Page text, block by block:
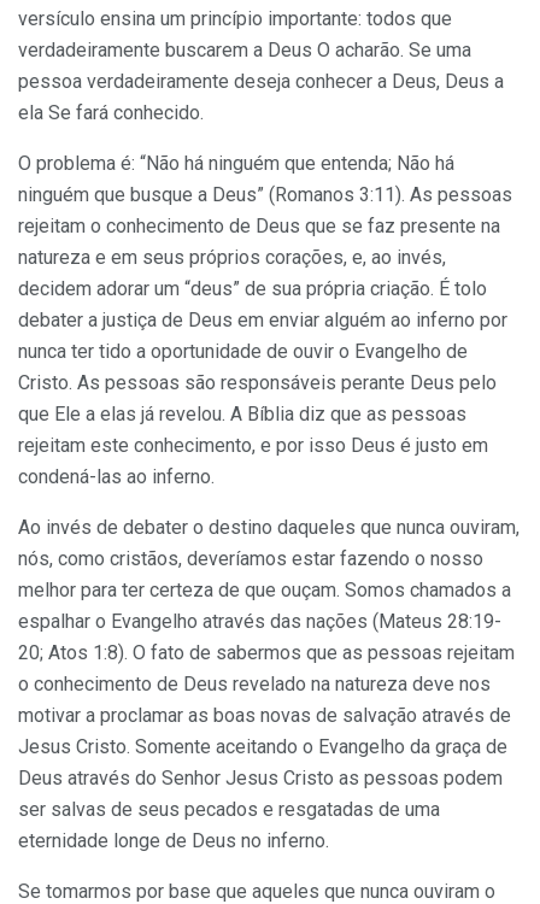
versículo ensina um princípio importante: todos que
verdadeiramente buscarem a Deus O acharão. Se uma
pessoa verdadeiramente deseja conhecer a Deus, Deus a
ela Se fará conhecido.
O problema é: “Não há ninguém que entenda; Não há
ninguém que busque a Deus” (Romanos 3:11). As pessoas
rejeitam o conhecimento de Deus que se faz presente na
natureza e em seus próprios corações, e, ao invés,
decidem adorar um “deus” de sua própria criação. É tolo
debater a justiça de Deus em enviar alguém ao inferno por
nunca ter tido a oportunidade de ouvir o Evangelho de
Cristo. As pessoas são responsáveis perante Deus pelo
que Ele a elas já revelou. A Bíblia diz que as pessoas
rejeitam este conhecimento, e por isso Deus é justo em
condená-las ao inferno.
Ao invés de debater o destino daqueles que nunca ouviram,
nós, como cristãos, deveríamos estar fazendo o nosso
melhor para ter certeza de que ouçam. Somos chamados a
espalhar o Evangelho através das nações (Mateus 28:19-
20; Atos 1:8). O fato de sabermos que as pessoas rejeitam
o conhecimento de Deus revelado na natureza deve nos
motivar a proclamar as boas novas de salvação através de
Jesus Cristo. Somente aceitando o Evangelho da graça de
Deus através do Senhor Jesus Cristo as pessoas podem
ser salvas de seus pecados e resgatadas de uma
eternidade longe de Deus no inferno.
Se tomarmos por base que aqueles que nunca ouviram o